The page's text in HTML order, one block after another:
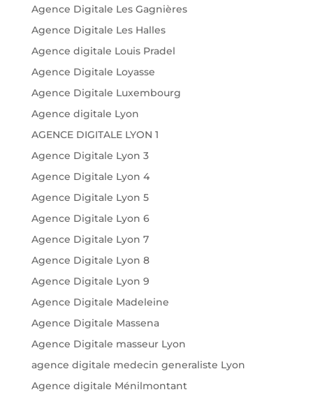
Agence Digitale Les Gagnières
Agence Digitale Les Halles
Agence digitale Louis Pradel
Agence Digitale Loyasse
Agence Digitale Luxembourg
Agence digitale Lyon
AGENCE DIGITALE LYON 1
Agence Digitale Lyon 3
Agence Digitale Lyon 4
Agence Digitale Lyon 5
Agence Digitale Lyon 6
Agence Digitale Lyon 7
Agence Digitale Lyon 8
Agence Digitale Lyon 9
Agence Digitale Madeleine
Agence Digitale Massena
Agence Digitale masseur Lyon
agence digitale medecin generaliste Lyon
Agence digitale Ménilmontant